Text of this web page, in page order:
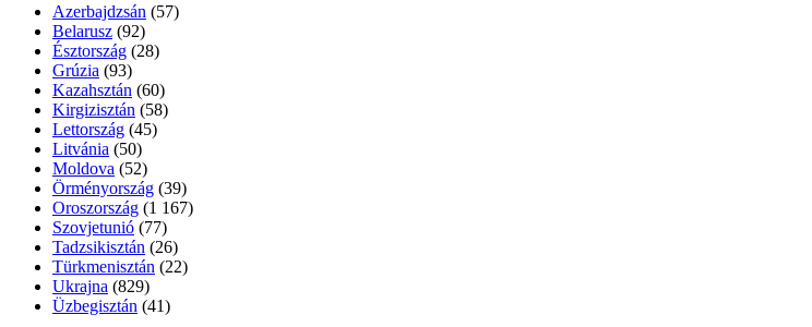
Azerbajdzsán (57)
Belarusz (92)
Észtország (28)
Grúzia (93)
Kazahsztán (60)
Kirgizisztán (58)
Lettország (45)
Litvánia (50)
Moldova (52)
Örményország (39)
Oroszország (1 167)
Szovjetunió (77)
Tadzsikisztán (26)
Türkmenisztán (22)
Ukrajna (829)
Üzbegisztán (41)